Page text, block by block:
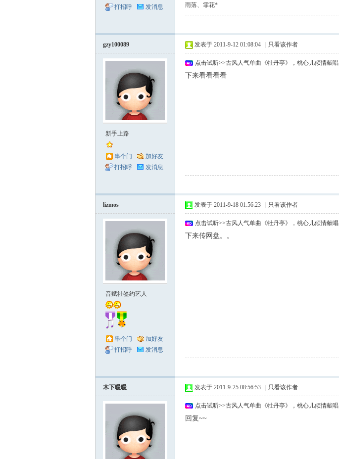
打招呼
发消息 雨落、霏花*
gzy100089
新手上路
串个门
加好友
打招呼
发消息
发表于 2011-9-12 01:08:04 只看该作者
点击试听>>古风人气单曲《牡丹亭》，桃心儿倾情献唱
下来看看看看
lizmos
音赋社签约艺人
串个门
加好友
打招呼
发消息
发表于 2011-9-18 01:56:23 只看该作者
点击试听>>古风人气单曲《牡丹亭》，桃心儿倾情献唱
下来传网盘。。
木下暖暖 发表于 2011-9-25 08:56:53 只看该作者
点击试听>>古风人气单曲《牡丹亭》，桃心儿倾情献唱
回复~~